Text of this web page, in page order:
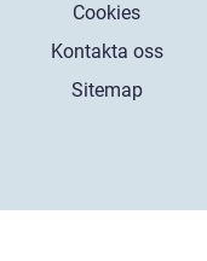
Cookies
Kontakta oss
Sitemap